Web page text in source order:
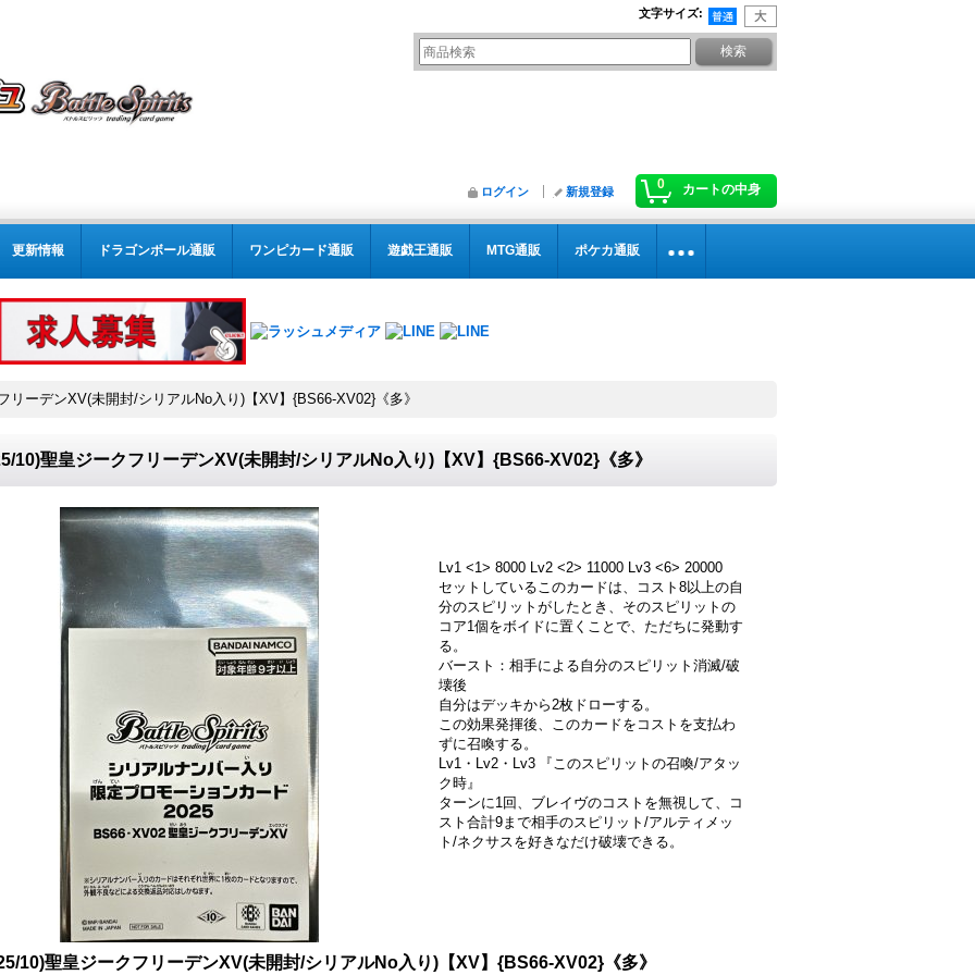
文字サイズ:
0 カートの中身
ログイン 新規登録
更新情報 ドラゴンボール通販 ワンピカード通販 遊戯王通販 MTG通販 ポケカ通販
リーデンXV(未開封/シリアルNo入り)【XV】{BS66-XV02}《多》
10)聖皇ジークフリーデンXV(未開封/シリアルNo入り)【XV】{BS66-XV02}《多》
Lv1 <1> 8000 Lv2 <2> 11000 Lv3 <6> 20000
セットしているこのカードは、コスト8以上の自
分のスピリットがしたとき、そのスピリットの
コア1個をボイドに置くことで、ただちに発動す
る。
バースト：相手による自分のスピリット消滅/破
壊後
自分はデッキから2枚ドローする。
この効果発揮後、このカードをコストを支払わ
ずに召喚する。
Lv1・Lv2・Lv3 『このスピリットの召喚/アタッ
ク時』
ターンに1回、ブレイヴのコストを無視して、コ
スト合計9まで相手のスピリット/アルティメッ
ト/ネクサスを好きなだけ破壊できる。
10)聖皇ジークフリーデンXV(未開封/シリアルNo入り)【XV】{BS66-XV02}《多》